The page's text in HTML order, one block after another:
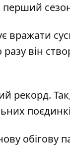
сезон
він
рекорд.
обігову